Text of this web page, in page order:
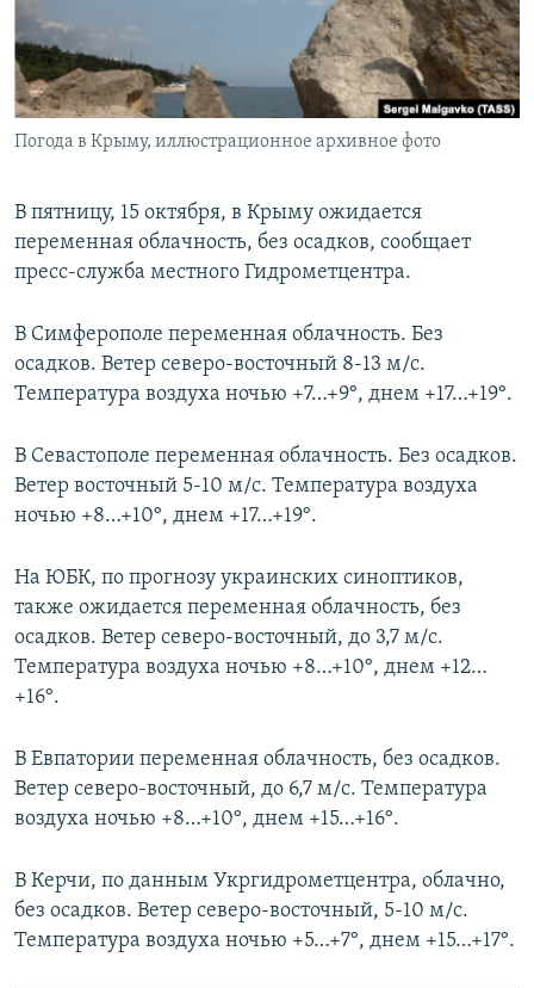
ПОБЕДИТЕЛЕЙ НЕ СУДЯТ?
КРЫМ.НЕПОКОРЕННЫЙ
ELIFBE
УКРАИНСКАЯ ПРОБЛЕМА КРЫМА
ПРИСОЕДИНЯЙТЕСЬ!
Погода в Крыму, иллюстрационное архивное фото
В пятницу, 15 октября, в Крыму ожидается
переменная облачность, без осадков, сообщает
пресс-служба местного Гидрометцентра.
В Симферополе переменная облачность. Без
осадков. Ветер северо-восточный 8-13 м/с.
Температура воздуха ночью +7…+9°, днем +17…+19°.
В Севастополе переменная облачность. Без осадков.
Ветер восточный 5-10 м/с. Температура воздуха
ночью +8…+10°, днем +17…+19°.
На ЮБК, по прогнозу украинских синоптиков,
также ожидается переменная облачность, без
осадков. Ветер северо-восточный, до 3,7 м/с.
Температура воздуха ночью +8…+10°, днем +12…
+16°.
В Евпатории переменная облачность, без осадков.
Ветер северо-восточный, до 6,7 м/с. Температура
воздуха ночью +8…+10°, днем +15…+16°.
В Керчи, по данным Укргидрометцентра, облачно,
без осадков. Ветер северо-восточный, 5-10 м/с.
Температура воздуха ночью +5…+7°, днем +15…+17°.